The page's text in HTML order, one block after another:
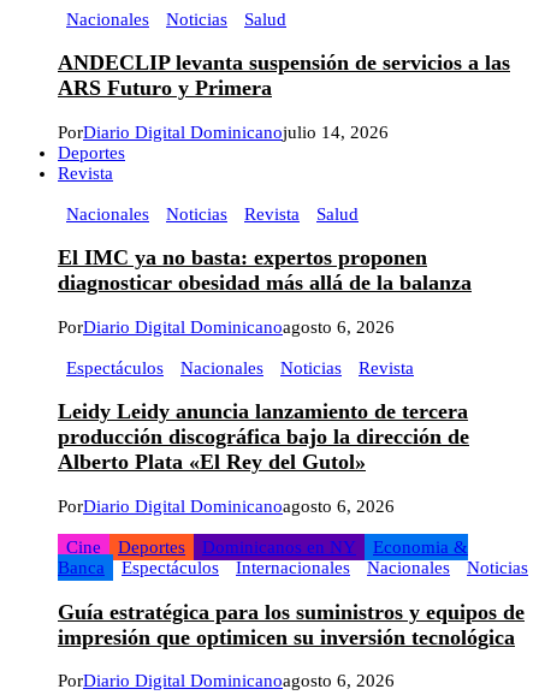
Nacionales Noticias Salud
ANDECLIP levanta suspensión de servicios a las
ARS Futuro y Primera
PorDiario Digital Dominicanojulio 14, 2026
Deportes
Revista
Nacionales Noticias Revista Salud
El IMC ya no basta: expertos proponen
diagnosticar obesidad más allá de la balanza
PorDiario Digital Dominicanoagosto 6, 2026
Espectáculos Nacionales Noticias Revista
Leidy Leidy anuncia lanzamiento de tercera
producción discográfica bajo la dirección de
Alberto Plata «El Rey del Gutol»
PorDiario Digital Dominicanoagosto 6, 2026
Cine Deportes Dominicanos en NY
Economia &
Banca
Espectáculos Internacionales Nacionales Noticias
Guía estratégica para los suministros y equipos de
impresión que optimicen su inversión tecnológica
PorDiario Digital Dominicanoagosto 6, 2026